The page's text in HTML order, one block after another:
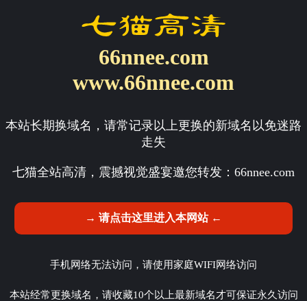
66nnee.com
www.66nnee.com
本站长期换域名，请常记录以上更换的新域名以免迷路
走失
七猫全站高清，震撼视觉盛宴邀您转发： 66nnee.com
→ 请点击这里进入本网站 ←
手机网络无法访问，请使用家庭WIFI网络访问
本站经常更换域名，请收藏10个以上最新域名才可保证永久访问